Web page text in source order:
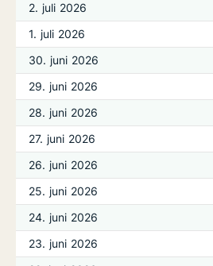
2. juli 2026
1. juli 2026
30. juni 2026
29. juni 2026
28. juni 2026
27. juni 2026
26. juni 2026
25. juni 2026
24. juni 2026
23. juni 2026